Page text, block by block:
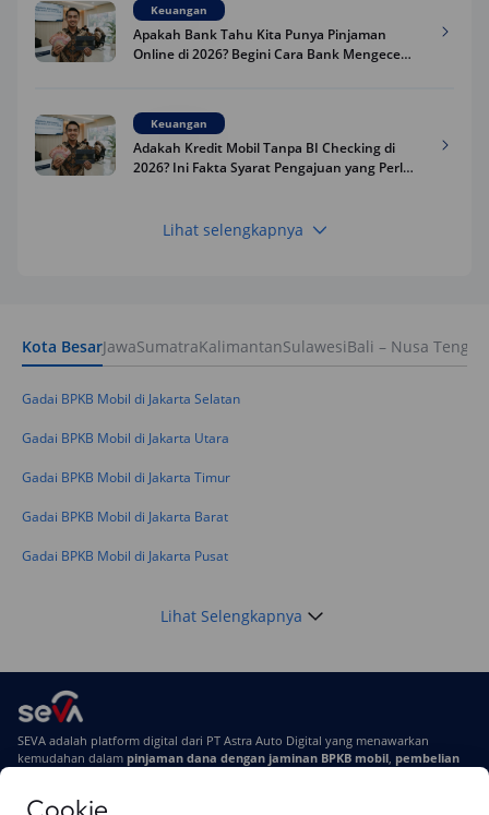
Cookie
Keuangan
Apakah Bank Tahu Kita Punya Pinjaman
Online di 2026? Begini Cara Bank Mengecek
Keuangan
Adakah Kredit Mobil Tanpa BI Checking di
2026? Ini Fakta Syarat Pengajuan yang Perlu
Keuangan
Keuangan
Masuk BI Checking? Simak Peraturan
Lihat selengkapnya
Kota BesarJawaSumatraKalimantanSulawesiBali – Nusa
Gadai BPKB Mobil di Jakarta Selatan
Gadai BPKB Mobil di Jakarta Utara
Gadai BPKB Mobil di Jakarta Timur
Gadai BPKB Mobil di Jakarta Barat
Gadai BPKB Mobil di Jakarta Pusat
Lihat Selengkapnya
SEVA adalah platform digital dari PT Astra Auto Digital yang menawarkan
kemudahan dalam pinjaman dana dengan jaminan BPKB mobil pembelian
Di SEVA, BPKB mobilmu #BisaJadiDuit